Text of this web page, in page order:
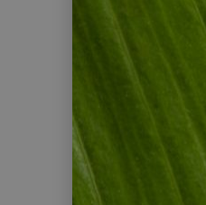
Wenn alles
erhalten vor